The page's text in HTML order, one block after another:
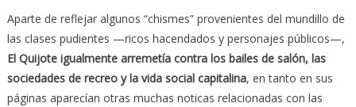
Aparte de reflejar algunos “chismes” provenientes del mundillo de
las clases pudientes —ricos hacendados y personajes públicos—,
El Quijote igualmente arremetía contra los bailes de salón, las
sociedades de recreo y la vida social capitalina, en tanto en sus
páginas aparecían otras muchas noticas relacionadas con las